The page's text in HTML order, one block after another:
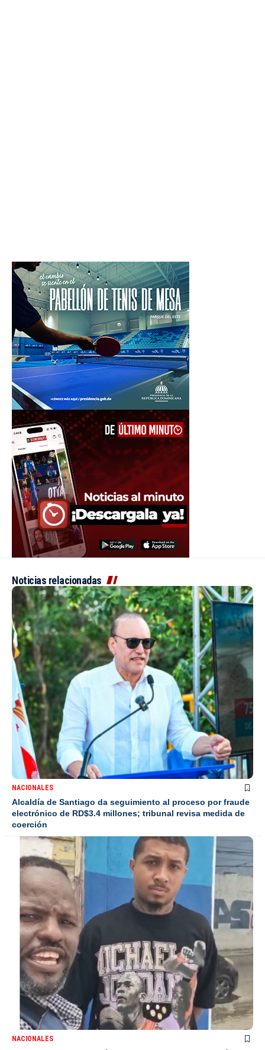
Noticias relacionadas
NACIONALES
Alcaldía de Santiago da seguimiento al proceso por fraude
electrónico de RD$3.4 millones; tribunal revisa medida de
coerción
NACIONALES